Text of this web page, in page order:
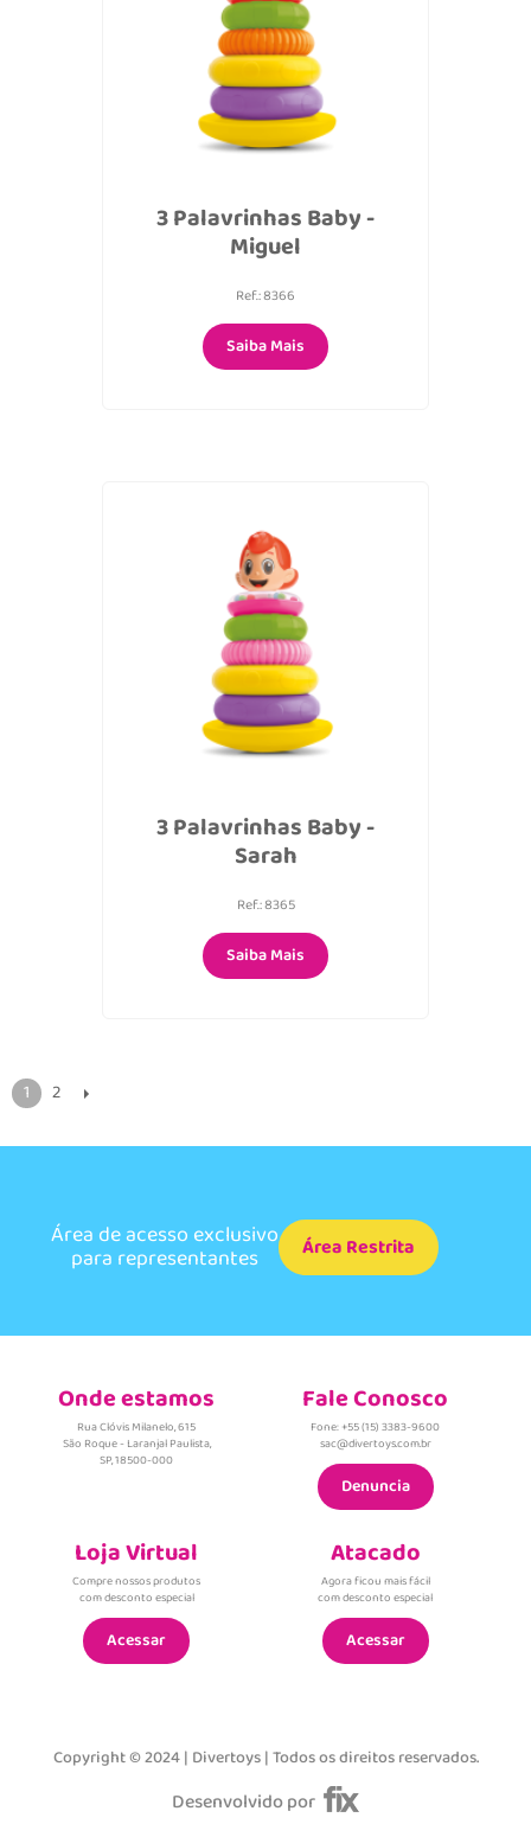
3 Palavrinhas Baby -
Miguel
Ref.: 8366
Saiba Mais
3 Palavrinhas Baby -
Sarah
Ref.: 8365
Saiba Mais
1 2
Área de acesso exclusivo
para representantes Área Restrita
Onde estamos
Rua Clóvis Milanelo, 615
São Roque - Laranjal Paulista,
SP, 18500-000
Fale Conosco
Fone: +55 (15) 3383-9600
sac@divertoys.com.br
Denuncia
Loja Virtual
Compre nossos produtos
com desconto especial
Acessar
Atacado
Agora ficou mais fácil
com desconto especial
Acessar
Copyright © 2024 | Divertoys | Todos os direitos reservados.
Desenvolvido por